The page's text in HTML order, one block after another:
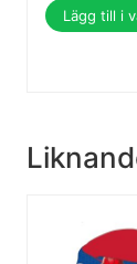
Lägg till i